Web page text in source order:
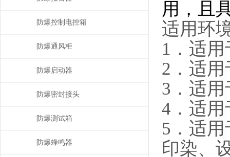
用，且
适用环
1．适
2．适
3．适
4．适
5．适
印染、
防爆控制电控箱
防爆通风柜
防爆启动器
防爆密封接头
防爆测试箱
防爆蜂鸣器